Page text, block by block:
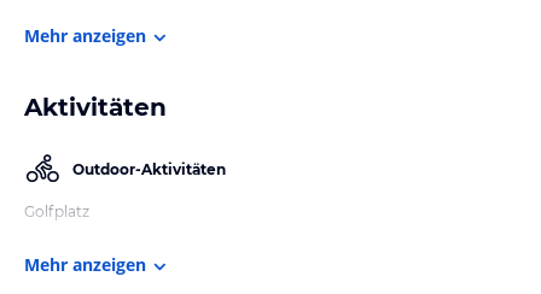
Mehr anzeigen
Aktivitäten
Outdoor-Aktivitäten
Golfplatz
Mehr anzeigen